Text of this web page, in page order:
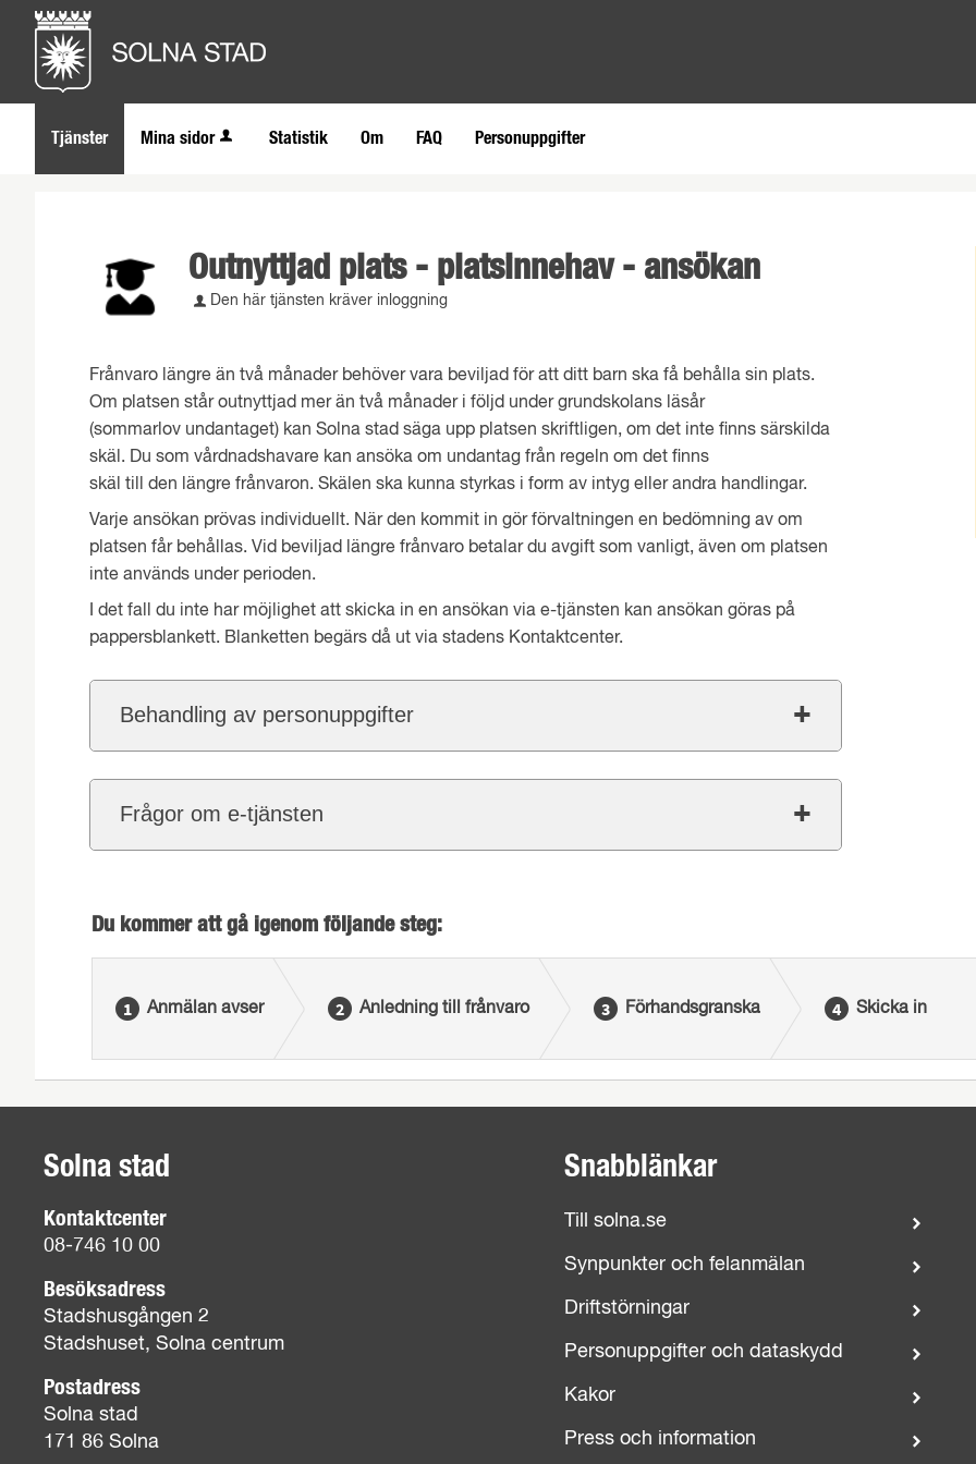
Tjänster Mina sidor Statistik Om FAQ Personuppgifter
Outnyttjad plats - platsinnehav - ansökan
Den här tjänsten kräver inloggning
Frånvaro längre än två månader behöver vara beviljad för att ditt barn ska få behålla sin plats.
Om platsen står outnyttjad mer än två månader i följd under grundskolans läsår
(sommarlov undantaget) kan Solna stad säga upp platsen skriftligen, om det inte finns särskilda
skäl. Du som vårdnadshavare kan ansöka om undantag från regeln om det finns
skäl till den längre frånvaron. Skälen ska kunna styrkas i form av intyg eller andra handlingar.
Varje ansökan prövas individuellt. När den kommit in gör förvaltningen en bedömning av om
platsen får behållas. Vid beviljad längre frånvaro betalar du avgift som vanligt, även om platsen
inte används under perioden.
I det fall du inte har möjlighet att skicka in en ansökan via e-tjänsten kan ansökan göras på
pappersblankett. Blanketten begärs då ut via stadens Kontaktcenter.
Behandling av personuppgifter
Frågor om e-tjänsten
Du kommer att gå igenom följande steg:
Anmälan avser Anledning till frånvaro Förhandsgranska Skicka in
Solna stad
Kontaktcenter
08-746 10 00
Besöksadress
Stadshusgången 2
Stadshuset, Solna centrum
Postadress
Solna stad
171 86 Solna
Snabblänkar
Till solna.se
Synpunkter och felanmälan
Driftstörningar
Personuppgifter och dataskydd
Kakor
Press och information